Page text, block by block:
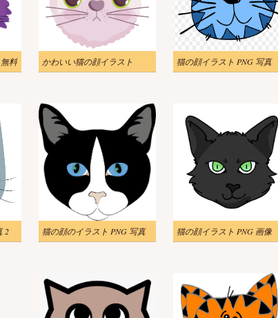
料 かわいい猫の顔イラスト 猫の顔イラスト PNG 写真
2 猫の顔のイラスト PNG 写真 猫の顔イラスト PNG 画像